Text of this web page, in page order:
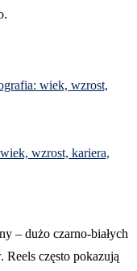
wiek, wzrost,
wzrost, kariera,
– dużo czarno-białych
często pokazują